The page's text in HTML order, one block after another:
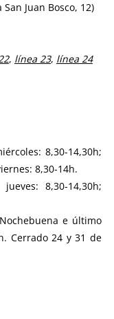
Juan Bosco, 12)
, línea 23, línea 24
8,30-14,30h;
8,30-14h.
8,30-14,30h;
e último
Cerrado 24 y 31 de